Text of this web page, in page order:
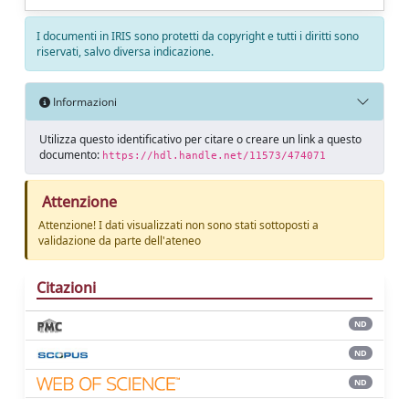
I documenti in IRIS sono protetti da copyright e tutti i diritti sono
riservati, salvo diversa indicazione.
Informazioni
Utilizza questo identificativo per citare o creare un link a questo
documento: https://hdl.handle.net/11573/474071
Attenzione
Attenzione! I dati visualizzati non sono stati sottoposti a
validazione da parte dell'ateneo
Citazioni
ND
ND
ND